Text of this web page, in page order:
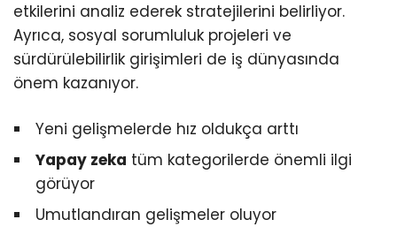
etkilerini analiz ederek stratejilerini belirliyor.
Ayrıca, sosyal sorumluluk projeleri ve
sürdürülebilirlik girişimleri de iş dünyasında
önem kazanıyor.
Yeni gelişmelerde hız oldukça arttı
Yapay zeka tüm kategorilerde önemli ilgi
görüyor
Umutlandıran gelişmeler oluyor